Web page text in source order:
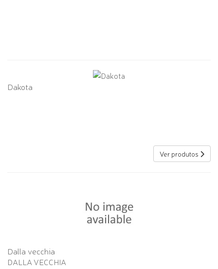
Dakota
Ver produtos
Dalla vecchia
DALLA VECCHIA